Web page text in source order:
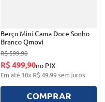
Berço Mini Cama Doce Sonho
Branco Qmovi
R$599,90
R$ 499,90no PIX
Em até 10x R$49,99sem juros
COMPRAR